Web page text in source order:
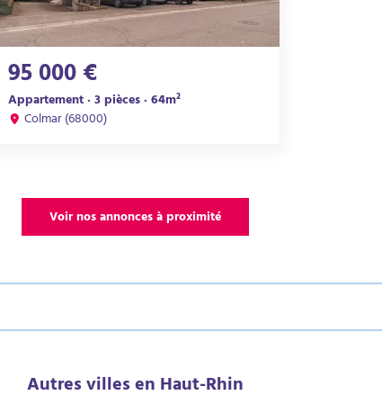
95 000 €
Appartement · 3 pièces · 64m²
Colmar (68000)
Voir nos annonces à proximité
Autres villes en Haut-Rhin